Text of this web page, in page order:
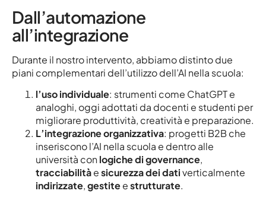
Dall’automazione
all’integrazione
Durante il nostro intervento, abbiamo distinto due
piani complementari dell’utilizzo dell’AI nella scuola:
l’uso individuale: strumenti come ChatGPT e
analoghi, oggi adottati da docenti e studenti per
migliorare produttività, creatività e preparazione.
L’integrazione organizzativa: progetti B2B che
inseriscono l’AI nella scuola e dentro alle
università conlogiche di governance,
tracciabilitàesicurezza dei dativerticalmente
indirizzate,gestiteestrutturate.